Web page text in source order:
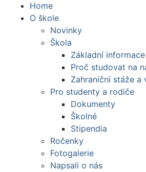
Home
O škole
Novinky
Škola
Základní informace
Proč studovat na
Zahraniční stáže a
Pro studenty a rodiče
Dokumenty
Školné
Stipendia
Ročenky
Fotogalerie
Napsali o nás